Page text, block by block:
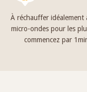
À réchauffer
micro-ondes pour les
commencez par